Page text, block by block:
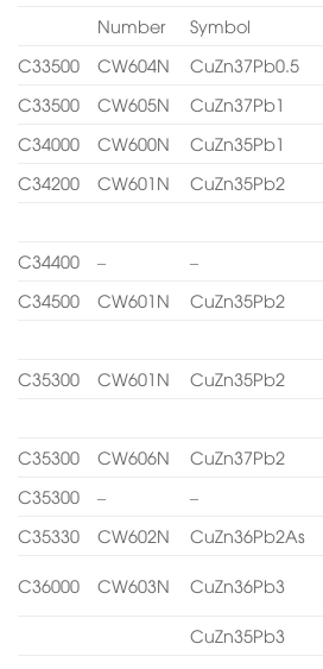
Number
Symbol
C33500
CW604N CuZn37Pb0.5
C33500
CW605N CuZn37Pb1
C34000
CW600N CuZn35Pb1
C34200
CW601N CuZn35Pb2
C34400 – –
C34500
CW601N CuZn35Pb2
C35300 CW601N CuZn35Pb2
C35300 CW606N CuZn37Pb2
C35300
– –
C35330
CW602N CuZn36Pb2As
C36000 CW603N CuZn36Pb3
CuZn35Pb3